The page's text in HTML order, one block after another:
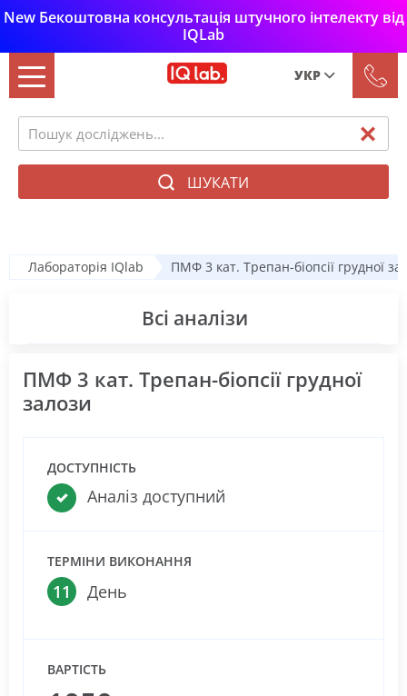
New Бекоштовна консультація штучного інтелекту від
IQLab
УКР
Укр
ШУКАТИ
Лабораторія IQlab ПМФ 3 кат. Трепан-біопсії грудної
Всі аналізи
ПМФ 3 кат. Трепан-біопсії грудної
залози
ДОСТУПНІСТЬ
Аналіз доступний
ТЕРМІНИ ВИКОНАННЯ
11 День
ВАРТІСТЬ